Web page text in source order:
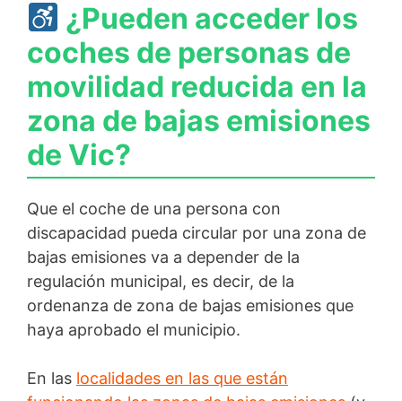
¿Pueden acceder los
coches de personas de
movilidad reducida en la
zona de bajas emisiones
de Vic?
Que el coche de una persona con
discapacidad pueda circular por una zona de
bajas emisiones va a depender de la
regulación municipal, es decir, de la
ordenanza de zona de bajas emisiones que
haya aprobado el municipio.
En las localidades en las que están